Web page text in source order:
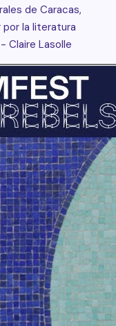
de Caracas,
la literatura
Claire Lasolle